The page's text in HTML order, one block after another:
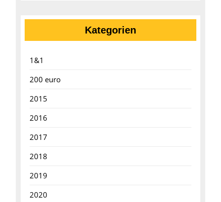
Kategorien
1&1
200 euro
2015
2016
2017
2018
2019
2020